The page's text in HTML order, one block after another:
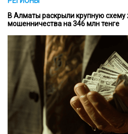
В Алматы раскрыли крупную
мошенничества на 346 млн тенге